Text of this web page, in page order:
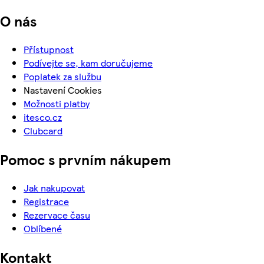
O nás
Přístupnost
Podívejte se, kam doručujeme
Poplatek za službu
Nastavení Cookies
Možnosti platby
itesco.cz
Clubcard
Pomoc s prvním nákupem
Jak nakupovat
Registrace
Rezervace času
Oblíbené
Kontakt